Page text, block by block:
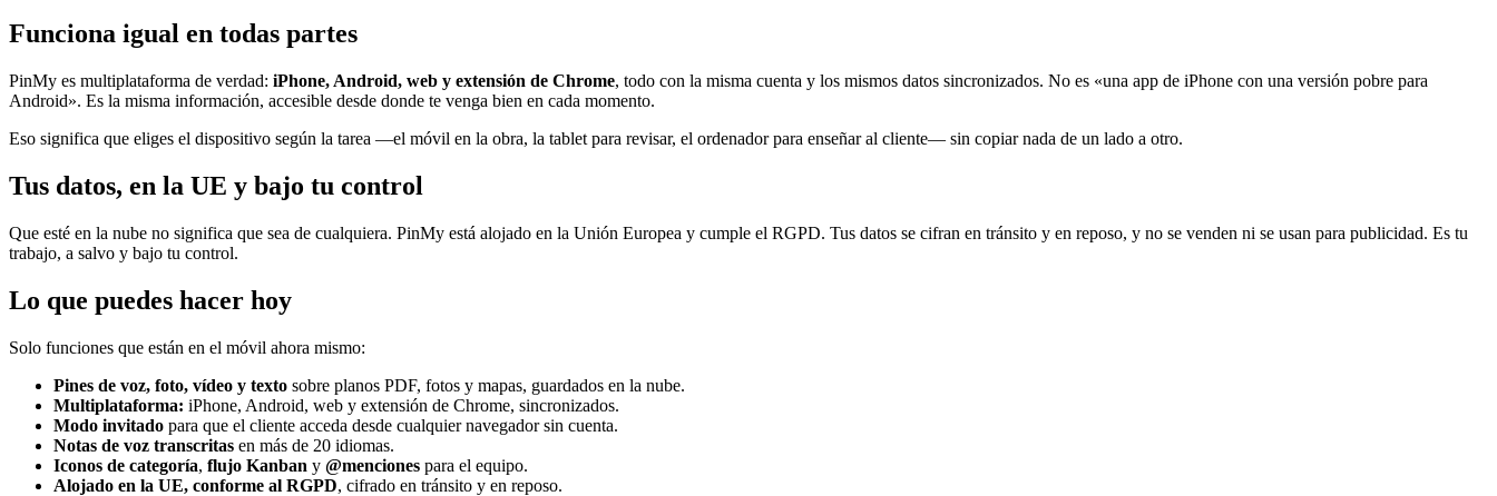
Funciona igual en todas partes
PinMy es multiplataforma de verdad: iPhone, Android, web y extensión de Chrome, todo con la misma cuenta y los mismos datos sincronizados. No es «una app de iPhone con una versión pobre para
Android». Es la misma información, accesible desde donde te venga bien en cada momento.
Eso significa que eliges el dispositivo según la tarea —el móvil en la obra, la tablet para revisar, el ordenador para enseñar al cliente— sin copiar nada de un lado a otro.
Tus datos, en la UE y bajo tu control
Que esté en la nube no significa que sea de cualquiera. PinMy está alojado en la Unión Europea y cumple el RGPD. Tus datos se cifran en tránsito y en reposo, y no se venden ni se usan para publicidad. Es tu
trabajo, a salvo y bajo tu control.
Lo que puedes hacer hoy
Solo funciones que están en el móvil ahora mismo:
Pines de voz, foto, vídeo y texto sobre planos PDF, fotos y mapas, guardados en la nube.
Multiplataforma: iPhone, Android, web y extensión de Chrome, sincronizados.
Modo invitado para que el cliente acceda desde cualquier navegador sin cuenta.
Notas de voz transcritas en más de 20 idiomas.
Iconos de categoría, flujo Kanban y @menciones para el equipo.
Alojado en la UE, conforme al RGPD, cifrado en tránsito y en reposo.